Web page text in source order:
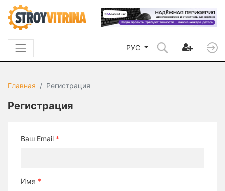
РУС
Главная Регистрация
Регистрация
Ваш Email *
Имя *